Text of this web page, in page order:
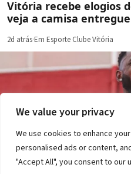
We value your privacy
We use cookies to enhance
personalised ads or content,
"Accept All", you consent to our
Vitória recebe elogios
veja a camisa entregue
2d atrás·Em Esporte Clube Vitória